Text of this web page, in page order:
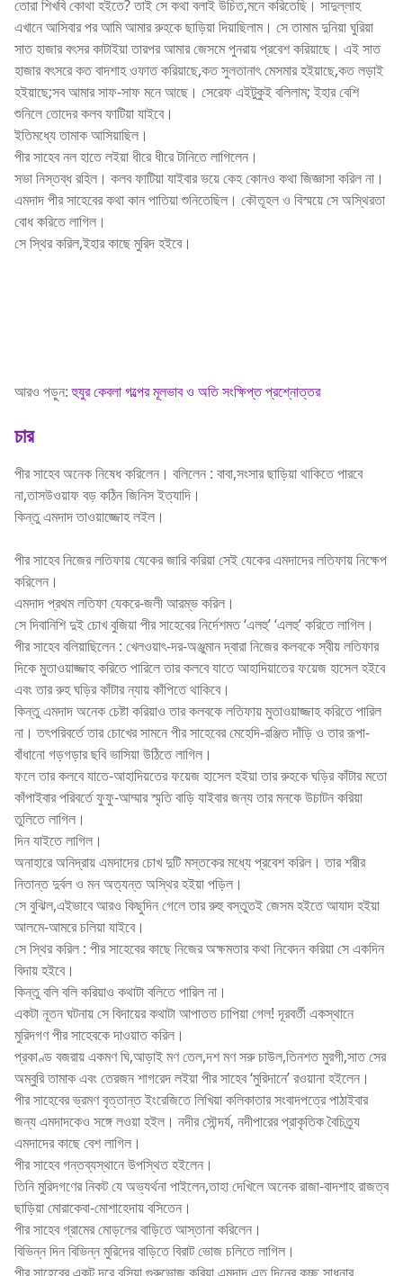
তোরা শিখবি কোথা হইতে? তাই সে কথা বলাই উচিত,মনে করিতেছি। সাদুল্লাহ
এখানে আসিবার পর আমি আমার রুহকে ছাড়িয়া দিয়াছিলাম। সে তামাম দুনিয়া ঘুরিয়া
সাত হাজার বৎসর কাটাইয়া তারপর আমার জেসমে পুনরায় প্রবেশ করিয়াছে। এই সাত
হাজার বৎসরে কত বাদশাহ ওফাত করিয়াছে,কত সুলতানাৎ মেসমার হইয়াছে,কত লড়াই
হইয়াছে;সব আমার সাফ-সাফ মনে আছে। সেরেফ এইটুকুই বলিলাম; ইহার বেশি
শুনিলে তোদের কলব ফাটিয়া যাইবে।
ইতিমধ্যে তামাক আসিয়াছিল।
পীর সাহেব নল হাতে লইয়া ধীরে ধীরে টানিতে লাগিলেন।
সভা নিস্তব্ধ রহিল। কলব ফাটিয়া যাইবার ভয়ে কেহ কোনও কথা জিজ্ঞাসা করিল না।
এমদাদ পীর সাহেবের কথা কান পাতিয়া শুনিতেছিল। কৌতূহল ও বিস্ময়ে সে অস্থিরতা
বোধ করিতে লাগিল।
সে স্থির করিল,ইহার কাছে মুরিদ হইবে।
আরও পড়ুন:হুযুর কেবলা গল্পের মূলভাব ও অতি সংক্ষিপ্ত প্রশ্নোত্তর
চার
পীর সাহেব অনেক নিষেধ করিলেন। বলিলেন : বাবা,সংসার ছাড়িয়া থাকিতে পারবে
না,তাসউওয়াফ বড় কঠিন জিনিস ইত্যাদি।
কিন্তু এমদাদ তাওয়াজ্জোহ লইল।
পীর সাহেব নিজের লতিফায় যেকের জারি করিয়া সেই যেকের এমদাদের লতিফায় নিক্ষেপ
করিলেন।
এমদাদ প্রথম লতিফা যেকরে-জলী আরম্ভ করিল।
সে দিবানিশি দুই চোখ বুজিয়া পীর সাহেবের নির্দেশমত ‘এলহু’ ‘এলহু’ করিতে লাগিল।
পীর সাহেব বলিয়াছিলেন : খেলওয়াৎ-দর-অঞ্জুমান দ্বারা নিজের কলবকে স্বীয় লতিফার
দিকে মুতাওয়াজ্জাহ করিতে পারিলে তার কলবে যাতে আহাদিয়াতের ফয়েজ হাসেল হইবে
এবং তার রুহ ঘড়ির কাঁটার ন্যায় কাঁপিতে থাকিবে।
কিন্তু এমদাদ অনেক চেষ্টা করিয়াও তার কলবকে লতিফায় মুতাওয়াজ্জাহ করিতে পারিল
না। তৎপরিবর্তে তার চোখের সামনে পীর সাহেবের মেহেদি-রঞ্জিত দাঁড়ি ও তার রূপা-
বাঁধানো গড়গড়ার ছবি ভাসিয়া উঠিতে লাগিল।
ফলে তার কলবে যাতে-আহাদিয়তের ফয়েজ হাসেল হইয়া তার রুহকে ঘড়ির কাঁটার মতো
কাঁপাইবার পরিবর্তে ফুফু-আম্মার স্মৃতি বাড়ি যাইবার জন্য তার মনকে উচাটন করিয়া
তুলিতে লাগিল।
দিন যাইতে লাগিল।
অনাহারে অনিদ্রায় এমদাদের চোখ দুটি মস্তকের মধ্যে প্রবেশ করিল। তার শরীর
নিতান্ত দুর্বল ও মন অত্যন্ত অস্থির হইয়া পড়িল।
সে বুঝিল,এইভাবে আরও কিছুদিন গেলে তার রুহু বস্তুতই জেসম হইতে আযাদ হইয়া
আলমে-আমরে চলিয়া যাইবে।
সে স্থির করিল : পীর সাহেবের কাছে নিজের অক্ষমতার কথা নিবেদন করিয়া সে একদিন
বিদায় হইবে।
কিন্তু বলি বলি করিয়াও কথাটা বলিতে পারিল না।
একটা নূতন ঘটনায় সে বিদায়ের কথাটা আপাতত চাপিয়া গেল! দূরবর্তী একস্থানে
মুরিদগণ পীর সাহেবকে দাওয়াত করিল।
প্রকাণ্ড বজরায় একমণ ঘি,আড়াই মণ তেল,দশ মণ সরু চাউল,তিনশত মুরগী,সাত সের
অম্বুরি তামাক এবং তেরজন শাগরেদ লইয়া পীর সাহেব ‘মুরিদানে’ রওয়ানা হইলেন।
পীর সাহেবের ভ্রমণ বৃত্তান্ত ইংরেজিতে লিখিয়া কলিকাতার সংবাদপত্রে পাঠাইবার
জন্য এমদাদকেও সঙ্গে লওয়া হইল। নদীর সৌন্দর্য, নদীপারের প্রাকৃতিক বৈচিত্র্য
এমদাদের কাছে বেশ লাগিল।
পীর সাহেব গন্তব্যস্থানে উপস্থিত হইলেন।
তিনি মুরিদগণের নিকট যে অভ্যর্থনা পাইলেন,তাহা দেখিলে অনেক রাজা-বাদশাহ রাজত্ব
ছাড়িয়া মোরাকেবা-মোশাহেদায় বসিতেন।
পীর সাহেব গ্রামের মোড়লের বাড়িতে আস্তানা করিলেন।
বিভিন্ন দিন বিভিন্ন মুরিদের বাড়িতে বিরাট ভোজ চলিতে লাগিল।
পীর সাহেবের একটু দূরে বসিয়া গুরুভোজ করিয়া এমদাদ এত দিনের কৃচ্ছ সাধনার